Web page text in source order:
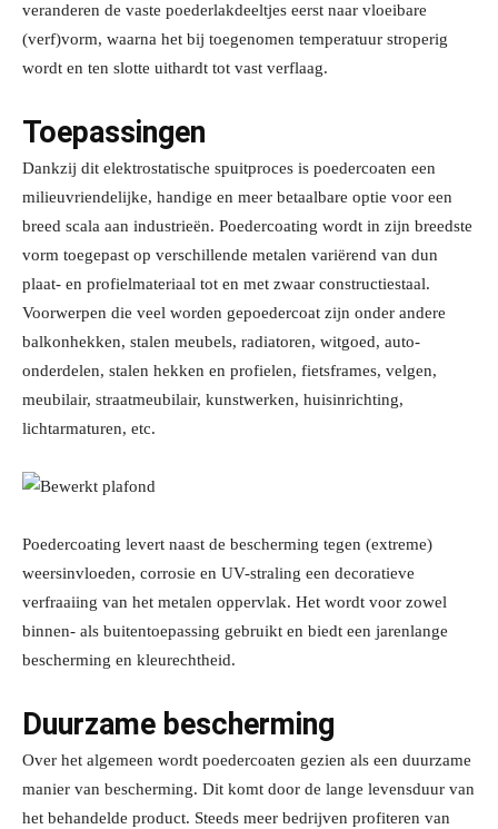
veranderen de vaste poederlakdeeltjes eerst naar vloeibare
(verf)vorm, waarna het bij toegenomen temperatuur stroperig
wordt en ten slotte uithardt tot vast verflaag.
Toepassingen
Dankzij dit elektrostatische spuitproces is poedercoaten een
milieuvriendelijke, handige en meer betaalbare optie voor een
breed scala aan industrieën. Poedercoating wordt in zijn breedste
vorm toegepast op verschillende metalen variërend van dun
plaat- en profielmateriaal tot en met zwaar constructiestaal.
Voorwerpen die veel worden gepoedercoat zijn onder andere
balkonhekken, stalen meubels, radiatoren, witgoed, auto-
onderdelen, stalen hekken en profielen, fietsframes, velgen,
meubilair, straatmeubilair, kunstwerken, huisinrichting,
lichtarmaturen, etc.
Poedercoating levert naast de bescherming tegen (extreme)
weersinvloeden, corrosie en UV-straling een decoratieve
verfraaiing van het metalen oppervlak. Het wordt voor zowel
binnen- als buitentoepassing gebruikt en biedt een jarenlange
bescherming en kleurechtheid.
Duurzame bescherming
Over het algemeen wordt poedercoaten gezien als een duurzame
manier van bescherming. Dit komt door de lange levensduur van
het behandelde product. Steeds meer bedrijven profiteren van